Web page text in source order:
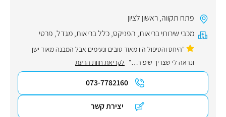
פתח תקווה,ראשון לציון
מכבי שירותי בריאות, הפניקס,כלל בריאות,מגדל, פרטי
"היחס והטיפול היו מאוד טובים ונעימים אבל המבנה מאוד ישן
ונראה לי שצריך שיפור…" לקריאת חוות הדעת
073-7782160
יצירת קשר